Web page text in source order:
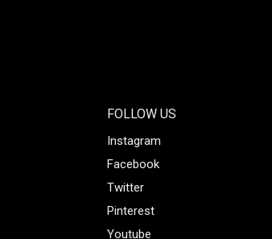
FOLLOW US
Instagram
Facebook
Twitter
Pinterest
Youtube